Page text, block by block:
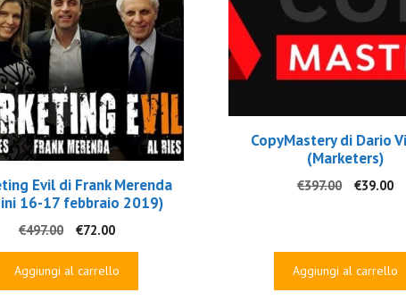
Evil di Frank Merenda
16-17 febbraio 2019)
€497.00
Il
originale
€72.00Il
attuale
Aggiungi al carrello
CopyMastery di Dario
(Marketers)
€397.00
Il
€39.00Il
Aggiungi al carrello